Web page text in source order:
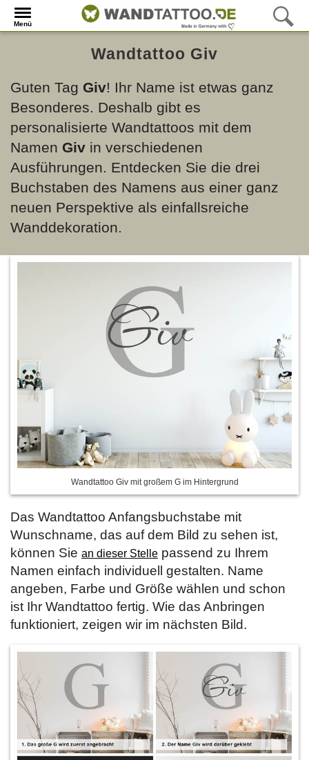
Menü
Wandtattoo Giv
Guten Tag Giv! Ihr Name ist etwas ganz
Besonderes. Deshalb gibt es
personalisierte Wandtattoos mit dem
Namen Giv in verschiedenen
Ausführungen. Entdecken Sie die drei
Buchstaben des Namens aus einer ganz
neuen Perspektive als einfallsreiche
Wanddekoration.
Wandtattoo Giv mit großem G im Hintergrund
Das Wandtattoo Anfangsbuchstabe mit
Wunschname, das auf dem Bild zu sehen ist,
können Sie an dieser Stelle passend zu Ihrem
Namen einfach individuell gestalten. Name
angeben, Farbe und Größe wählen und schon
ist Ihr Wandtattoo fertig. Wie das Anbringen
funktioniert, zeigen wir im nächsten Bild.